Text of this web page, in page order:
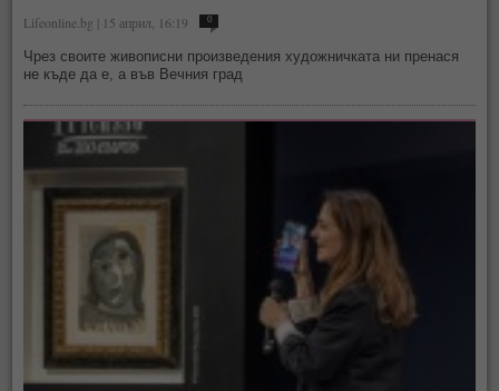
Lifeonline.bg | 15 април, 16:19 0
Чрез своите живописни произведения художничката ни пренася
не къде да е, а във Вечния град